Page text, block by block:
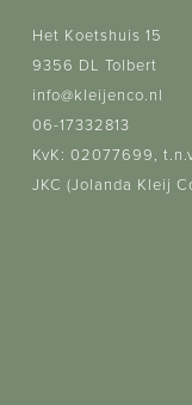
Het Koetshuis 15
9356 DL Tolbert
info@kleijenco.nl
06-17332813
KvK: 02077699,
JKC (Jolanda Kleij